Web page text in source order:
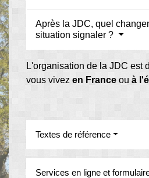
Après la JDC, quel
situation signaler ?
L'organisation de la JDC est
vous vivez en France ou à
Textes de référence
Services en ligne et